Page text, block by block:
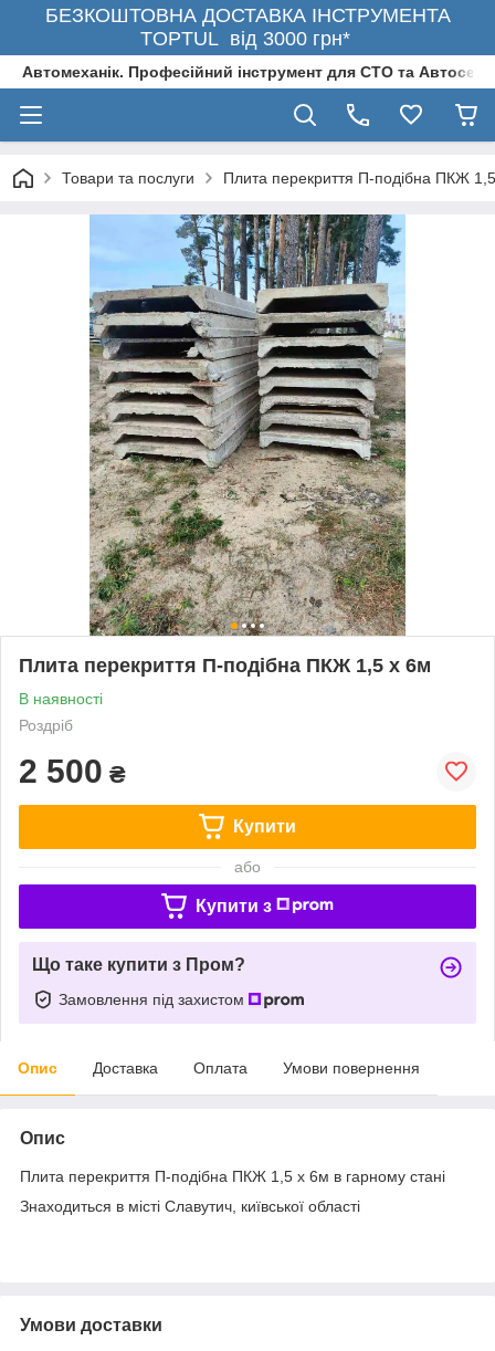
БЕЗКОШТОВНА ДОСТАВКА ІНСТРУМЕНТА
TOPTUL від 3000 грн*
Автомеханік. Професійний інструмент для СТО та
Товари та послуги Плита перекриття П-подібна ПКЖ
Плита перекриття П-подібна ПКЖ 1,5 х 6м
В наявності
Роздріб
2 500 ₴
Купити
або
Купити з
Що таке купити з Пром?
Замовлення під захистом
Опис Доставка Оплата Умови повернення
Опис
Плита перекриття П-подібна ПКЖ 1,5 х 6м в гарному стані
Знаходиться в місті Славутич, київської області
Умови доставки